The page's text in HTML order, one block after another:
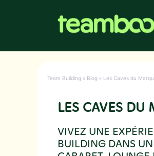
Team Building » Blog » Les Caves du
LES CAVES DU
VIVEZ UNE
BUILDING DANS